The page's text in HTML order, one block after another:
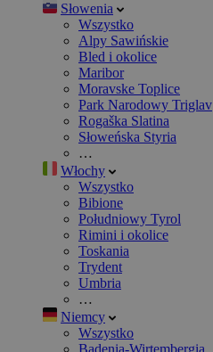
Słowenia
Wszystko
Alpy Sawińskie
Bled i okolice
Maribor
Moravske Toplice
Park Narodowy Triglav
Rogaška Slatina
Słoweńska Styria
…
Włochy
Wszystko
Bibione
Południowy Tyrol
Rimini i okolice
Toskania
Trydent
Umbria
…
Niemcy
Wszystko